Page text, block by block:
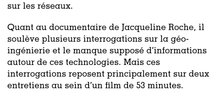
sur les réseaux.
Quant au documentaire de Jacqueline Roche, il
soulève plusieurs interrogations sur la géo-
ingénierie et le manque supposé d’informations
autour de ces technologies. Mais ces
interrogations reposent principalement sur deux
entretiens au sein d’un film de 53 minutes.